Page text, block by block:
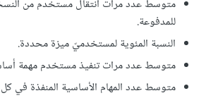
متوسط عدد مرات انتقال مستخدم من
للمدفوعة.
النسبة المئوية لمستخدميّ ميزة محددة.
متوسط عدد مرات تنفيذ مستخدم مهمة
متوسط عدد المهام الأساسية المنفذة في